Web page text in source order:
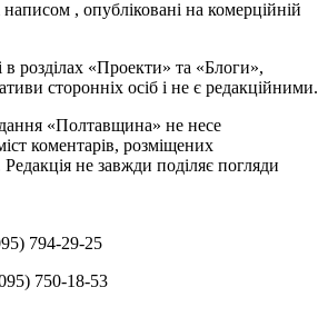
написом , опубліковані на комерційній
в розділах «Проекти» та «Блоги»,
сторонніх осіб і не є редакційними.
«Полтавщина» не несе
коментарів, розміщених
не завжди поділяє погляди
794-29-25
750-18-53